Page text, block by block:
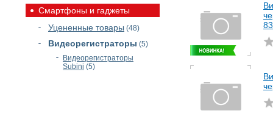
Смартфоны и гаджеты
Уцененные товары (48)
Видеорегистраторы (5)
Видеорегистраторы
Subini (5)